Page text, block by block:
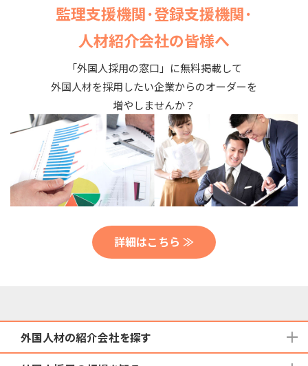
監理支援機関･登録支援機関･
人材紹介会社の皆様へ
「外国人採用の窓口」に無料掲載して
外国人材を採用したい企業からのオーダーを
増やしませんか？
詳細はこちら ≫
外国人材の紹介会社を探す